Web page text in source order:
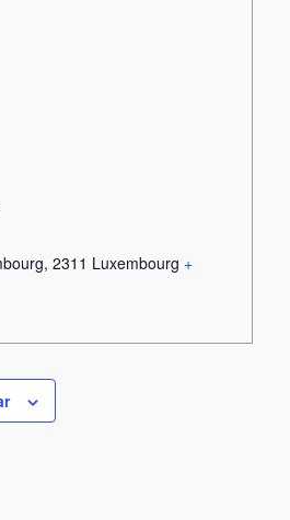
, 2311 Luxembourg +